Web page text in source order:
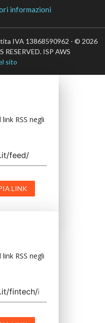
informazioni
IVA 13868590962 - © 2026
ISP AWS
sito
RSS negli
LINK
RSS negli